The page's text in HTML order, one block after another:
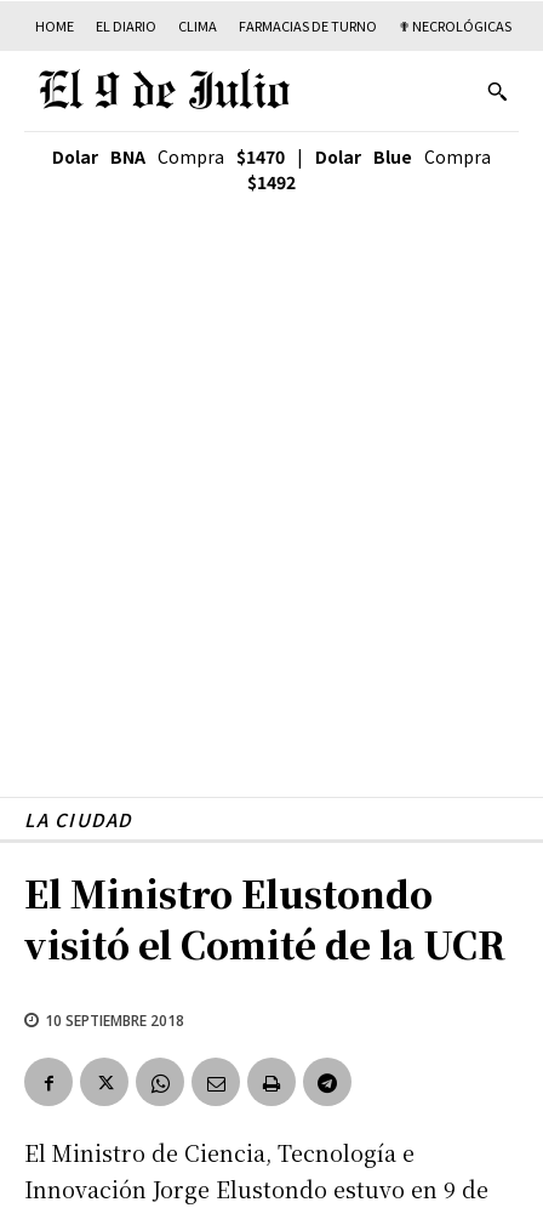
HOME EL DIARIO CLIMA FARMACIAS DE TURNO ✟ NECROLÓGICAS
Dolar BNA Compra $1470 | Dolar Blue Compra
$1492
LA CIUDAD
El Ministro Elustondo
visitó el Comité de la UCR
10 SEPTIEMBRE 2018
El Ministro de Ciencia, Tecnología e
Innovación Jorge Elustondo estuvo en 9 de